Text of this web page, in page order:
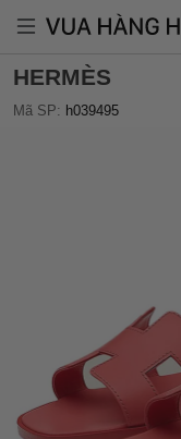
HERMÈS
Mã SP: h039495